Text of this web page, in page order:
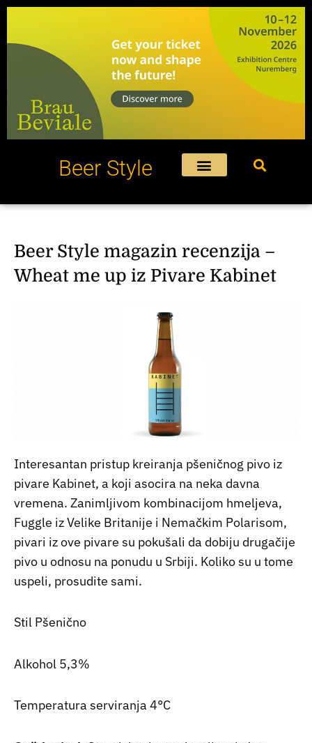
Пређи
садржај
Beer Style
Beer Style magazin recenzija –
Wheat me up iz Pivare Kabinet
Interesantan pristup kreiranja pšeničnog pivo iz
pivare Kabinet, a koji asocira na neka davna
vremena. Zanimljivom kombinacijom hmeljeva,
Fuggle iz Velike Britanije i Nemačkim Polarisom,
pivari iz ove pivare su pokušali da dobiju drugačije
pivo u odnosu na ponudu u Srbiji. Koliko su u tome
uspeli, prosudite sami.
Stil Pšenično
Alkohol 5,3%
Temperatura serviranja 4°C